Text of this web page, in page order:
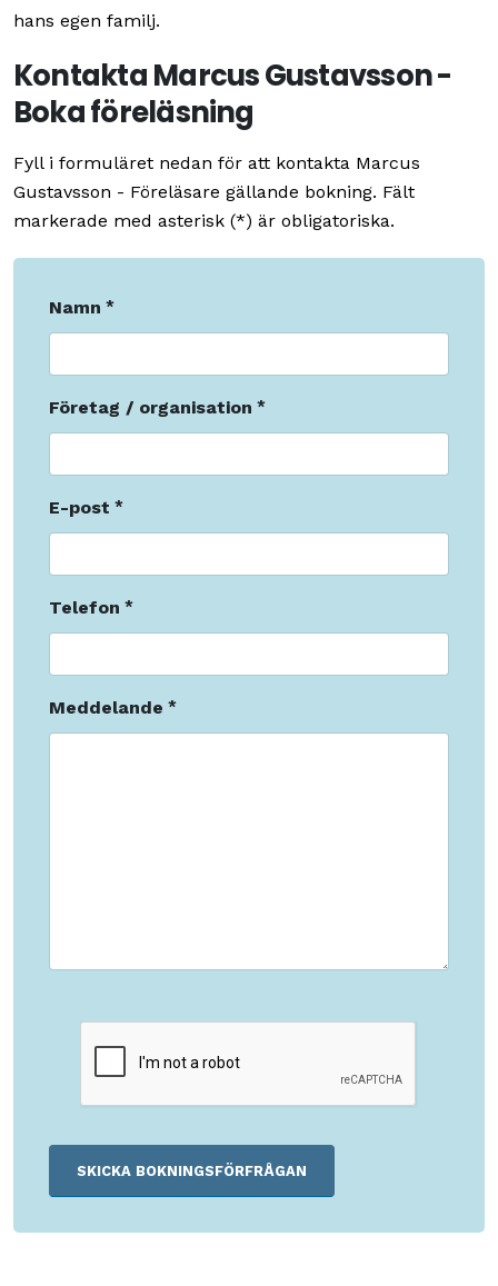
hans egen familj.
Kontakta Marcus Gustavsson -
Boka föreläsning
Fyll i formuläret nedan för att kontakta Marcus
Gustavsson - Föreläsare gällande bokning. Fält
markerade med asterisk (*) är obligatoriska.
Namn
Företag / organisation
E-post
Telefon
Meddelande